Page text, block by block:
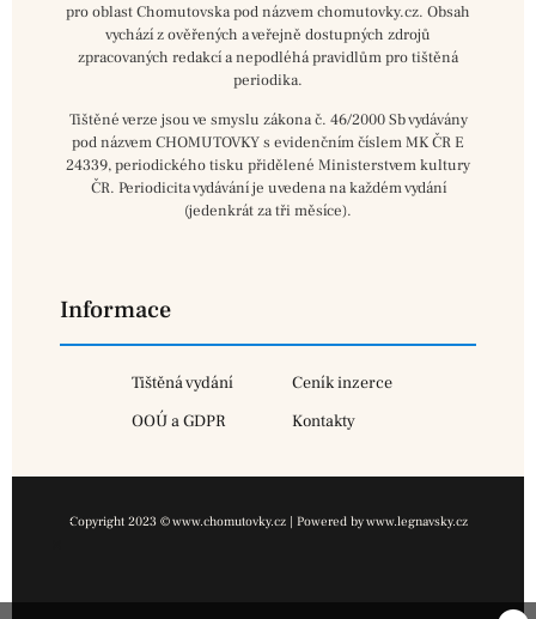
pro oblast Chomutovska pod názvem chomutovky.cz. Obsah
vychází z ověřených a veřejně dostupných zdrojů
zpracovaných redakcí a nepodléhá pravidlům pro tištěná
periodika.
Tištěné verze jsou ve smyslu zákona č. 46/2000 Sb vydávány
pod názvem CHOMUTOVKY s evidenčním číslem MK ČR E
24339, periodického tisku přidělené Ministerstvem kultury
ČR. Periodicita vydávání je uvedena na každém vydání
(jedenkrát za tři měsíce).
Informace
Tištěná vydání
Ceník inzerce
OOÚ a GDPR
Kontakty
Copyright 2023 © www.chomutovky.cz | Powered by www.legnavsky.cz